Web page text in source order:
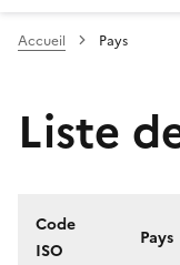
Accueil Pays
Liste
Code
ISO
Pays